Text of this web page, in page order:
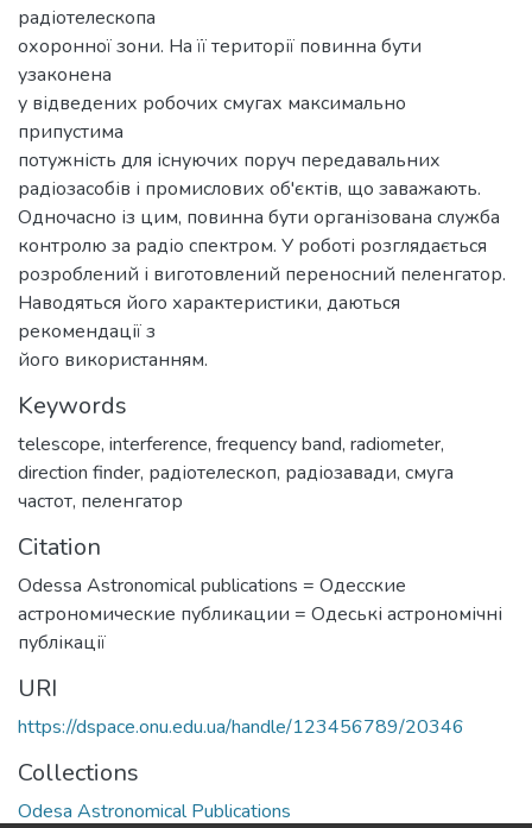
радіотелескопа
охоронної зони. На її території повинна бути
узаконена
у відведених робочих смугах максимально
припустима
потужність для існуючих поруч передавальних
радіозасобів і промислових об'єктів, що заважають.
Одночасно із цим, повинна бути організована служба
контролю за радіо спектром. У роботі розглядається
розроблений і виготовлений переносний пеленгатор.
Наводяться його характеристики, даються
рекомендації з
його використанням.
Keywords
telescope, interference, frequency band, radiometer,
direction finder, радіотелескоп, радіозавади, смуга
частот, пеленгатор
Citation
Odessa Astronomical publications = Одесские
астрономические публикации = Одеські астрономічні
публікації
URI
https://dspace.onu.edu.ua/handle/123456789/20346
Collections
Odesa Astronomical Publications